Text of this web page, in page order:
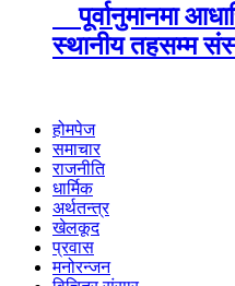
पूर्वानुमानमा
स्थानीय तहसम्म
होमपेज
समाचार
राजनीति
धार्मिक
अर्थतन्त्र
खेलकूद
प्रवास
मनोरन्जन